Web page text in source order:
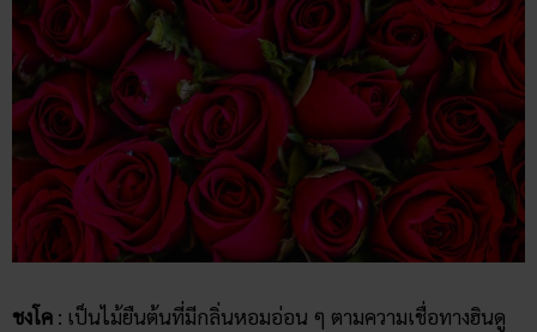
ชงโค : เป็นไม้ยืนต้นที่มีกลิ่นหอมอ่อน ๆ ตามความเชื่อทางฮินดู